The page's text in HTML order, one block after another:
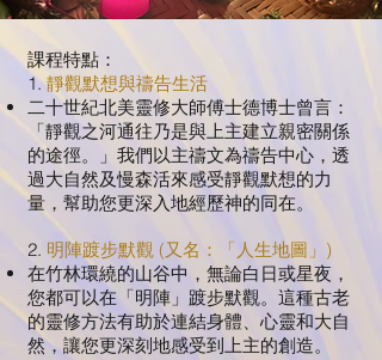
課程特點：
1.靜觀默想與禱告生活
二十世紀北美靈修大師傅士德博士曾言：
「靜觀之河通往乃是與上主建立親密關係
的途徑。」我們以主禱文為禱告中心，透
過大自然及慢森活來感受靜觀默想的力
量，幫助您更深入地經歷神的同在。
2. 明陣踱步默觀 (又名：「人生地圖」)
在竹林環繞的山谷中，無論白日或星夜，
您都可以在「明陣」踱步默觀。這種古老
的靈修方法有助於連結身體、心靈和大自
然，讓您更深刻地感受到上主的創造。